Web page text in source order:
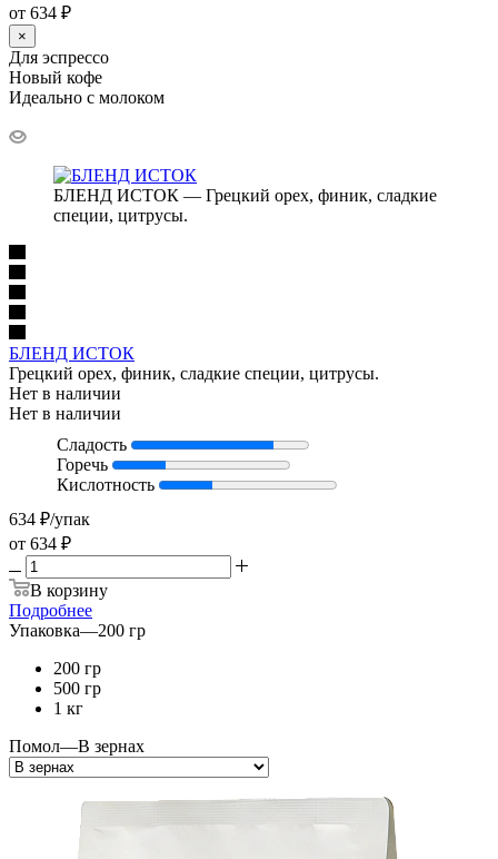
от 634 ₽
×
Для эспрессо
Новый кофе
Идеально с молоком
БЛЕНД ИСТОК — Грецкий орех, финик, сладкие
специи, цитрусы.
БЛЕНД ИСТОК
Грецкий орех, финик, сладкие специи, цитрусы.
Нет в наличии
Нет в наличии
Сладость
Горечь
Кислотность
634 ₽/упак
от 634 ₽
В корзину
Подробнее
Упаковка—200 гр
200 гр
500 гр
1 кг
Помол—В зернах